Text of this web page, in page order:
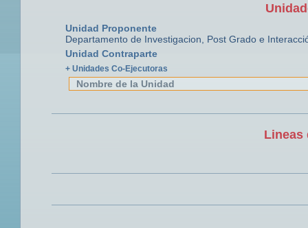
Unidad Proponente
Departamento de Investigacion, Post Grado e
Unidad Contraparte
+ Unidades Co-Ejecutoras
Nombre de la Unidad
Lineas